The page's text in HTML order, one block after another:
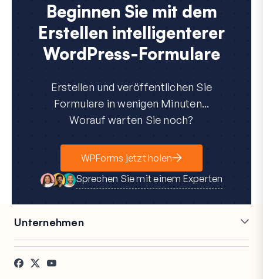
Beginnen Sie mit dem
Erstellen intelligenterer
WordPress-Formulare
Erstellen und veröffentlichen Sie
Formulare in wenigen Minuten...
Worauf warten Sie noch?
WPForms jetzt holen
Sprechen Sie mit einem Experten
Unternehmen
Karriere
Referenzen
Partner